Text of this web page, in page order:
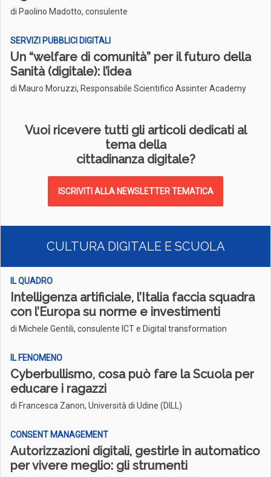
di Paolino Madotto, consulente
SERVIZI PUBBLICI DIGITALI
Un “welfare di comunità” per il futuro della
Sanità (digitale): l’idea
di Mauro Moruzzi, Responsabile Scientifico Assinter Academy
Vuoi ricevere tutti gli articoli dedicati al
tema della
cittadinanza digitale?
ISCRIVITI ALLA NEWSLETTER TEMATICA
CULTURA DIGITALE E SCUOLA
IL QUADRO
Intelligenza artificiale, l’Italia faccia squadra
con l’Europa su norme e investimenti
di Michele Gentili, consulente ICT e Digital transformation
IL FENOMENO
Cyberbullismo, cosa può fare la Scuola per
educare i ragazzi
di Francesca Zanon, Università di Udine (DILL)
CONSENT MANAGEMENT
Autorizzazioni digitali, gestirle in automatico
per vivere meglio: gli strumenti